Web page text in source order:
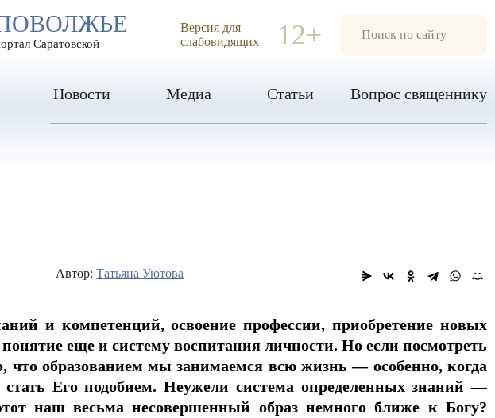
ИЗОБРАЖЕНИЯ
Саратовской
Версия для
слабовидящих
12+
Новости Медиа Статьи Вопрос священнику
Автор: Татьяна Уютова
и компетенций, освоение профессии, приобретение новых
еще и систему воспитания личности. Но если посмотреть
что образованием мы занимаемся всю жизнь — особенно, когда
Его подобием. Неужели система определенных знаний —
наш весьма несовершенный образ немного ближе к Богу?